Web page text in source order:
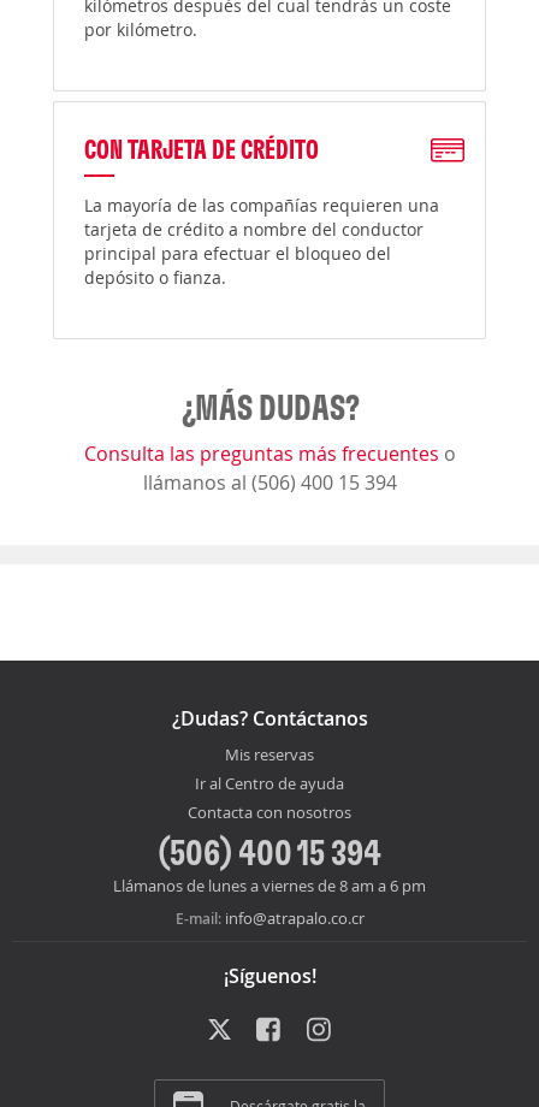
kilómetros después del cual tendrás un coste
por kilómetro.
CON TARJETA DE CRÉDITO
La mayoría de las compañías requieren una
tarjeta de crédito a nombre del conductor
principal para efectuar el bloqueo del
depósito o fianza.
¿MÁS DUDAS?
Consulta las preguntas más frecuentes o
llámanos al (506) 400 15 394
¿Dudas? Contáctanos
Mis reservas
Ir al Centro de ayuda
Contacta con nosotros
(506) 400 15 394
Llámanos de lunes a viernes de 8 am a 6 pm
E-mail: info@atrapalo.co.cr
¡Síguenos!